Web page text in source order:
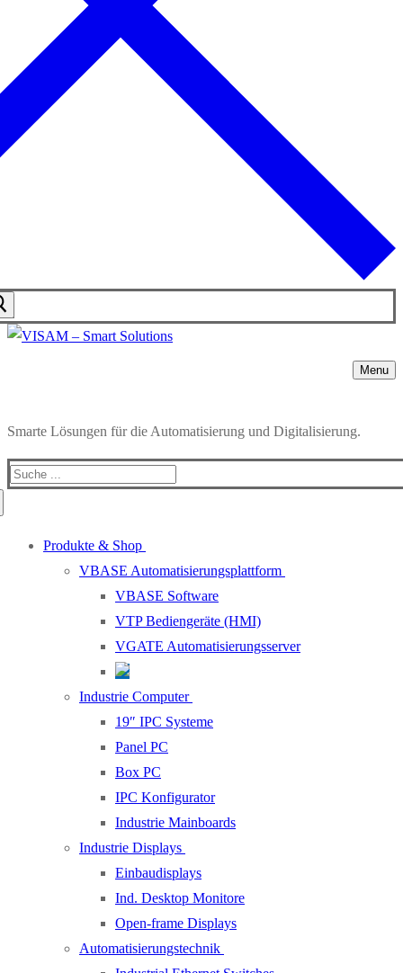
Menu
Smarte Lösungen für die Automatisierung und Digitalisierung.
Produkte & Shop
VBASE Automatisierungsplattform
VBASE Software
VTP Bediengeräte (HMI)
VGATE Automatisierungsserver
Industrie Computer
19″ IPC Systeme
Panel PC
Box PC
IPC Konfigurator
Industrie Mainboards
Industrie Displays
Einbaudisplays
Ind. Desktop Monitore
Open-frame Displays
Automatisierungstechnik